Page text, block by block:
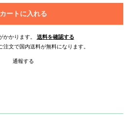
カートに入れる
かります。
送料を確認する
文で国内送料が無料になります。
通報する